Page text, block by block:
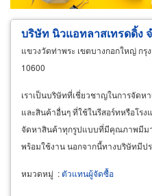
บริษัท นิวแอทลาสเทรดดิ้ง
แขวงวัดท่าพระ เขตบางกอกใหญ่ กรุ
10600
เราเป็นบริษัทที่เชี่ยวชาญในการจัดห
และสินค้าอื่นๆ ที่ใช้ในรีสอร์ทหรือโร
จัดหาสินค้าทุกรูปแบบที่มีคุณภาพมีมา
พร้อมใช้งาน นอกจากนี้ทางบริษัทมีป
หมวดหมู่ :ตัวแทนผู้จัดซื้อ